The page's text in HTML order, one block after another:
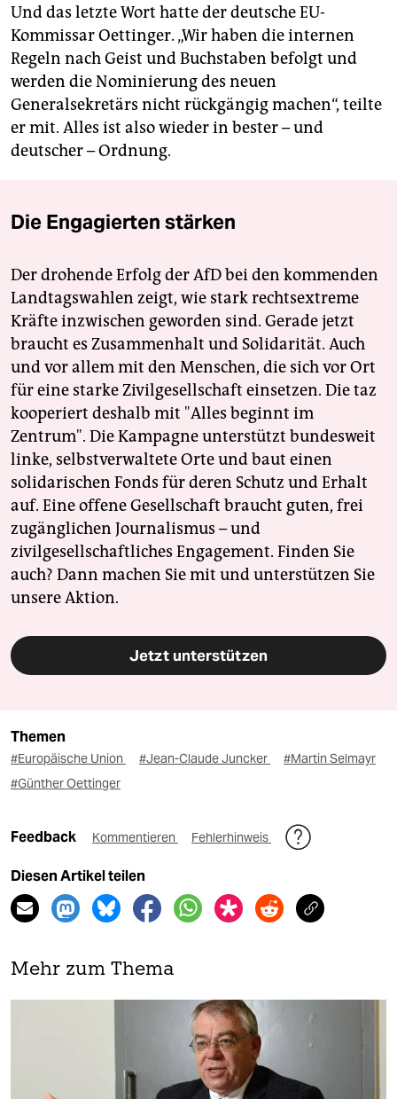
Und das letzte Wort hatte der deutsche EU-
Kommissar Oettinger. „Wir haben die internen
Regeln nach Geist und Buchstaben befolgt und
werden die Nominierung des neuen
Generalsekretärs nicht rückgängig machen“, teilte
er mit. Alles ist also wieder in bester – und
deutscher – Ordnung.
Die Engagierten stärken
Der drohende Erfolg der AfD bei den kommenden
Landtagswahlen zeigt, wie stark rechtsextreme
Kräfte inzwischen geworden sind. Gerade jetzt
braucht es Zusammenhalt und Solidarität. Auch
und vor allem mit den Menschen, die sich vor Ort
für eine starke Zivilgesellschaft einsetzen. Die taz
kooperiert deshalb mit "Alles beginnt im
Zentrum". Die Kampagne unterstützt bundesweit
linke, selbstverwaltete Orte und baut einen
solidarischen Fonds für deren Schutz und Erhalt
auf. Eine offene Gesellschaft braucht guten, frei
zugänglichen Journalismus – und
zivilgesellschaftliches Engagement. Finden Sie
auch? Dann machen Sie mit und unterstützen Sie
unsere Aktion.
Jetzt unterstützen
Themen
#Europäische Union #Jean-Claude Juncker
#Martin Selmayr
#Günther Oettinger
Feedback Kommentieren Fehlerhinweis
Diesen Artikel teilen
Mehr zum Thema